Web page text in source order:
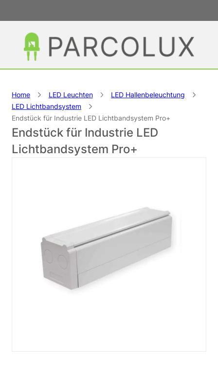
Home LED Leuchten
LED Hallenbeleuchtung
LED Lichtbandsystem
Endstück für Industrie LED Lichtbandsystem Pro+
Endstück für Industrie LED
Lichtbandsystem Pro+